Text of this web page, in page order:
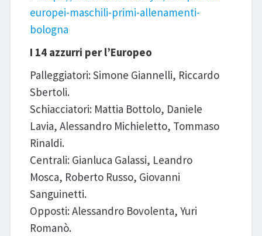
europei-maschili-primi-allenamenti-
bologna
I 14 azzurri per l’Europeo
Palleggiatori: Simone Giannelli, Riccardo
Sbertoli.
Schiacciatori: Mattia Bottolo, Daniele
Lavia, Alessandro Michieletto, Tommaso
Rinaldi.
Centrali: Gianluca Galassi, Leandro
Mosca, Roberto Russo, Giovanni
Sanguinetti.
Opposti: Alessandro Bovolenta, Yuri
Romanò.